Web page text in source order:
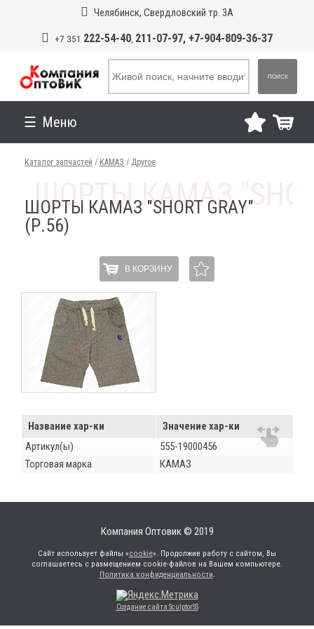
Челябинск, Свердловский тр. 3А
+7 351 222-54-40, 211-07-97, +7-904-809-36-37
ПОИСК
Меню
Каталог запчастей / КАМАЗ / Другое
ШОРТЫ КАМАЗ "SHORT GRAY"
(Р.56)
В КОРЗИНУ
Название хар-ки
Значение хар-ки
Артикул(ы)
555-19000456
Торговая марка
КАМАЗ
Компания Оптовик © 2019
Сайт использует файлы «cookie». Продолжив работу с сайтом, Вы
соглашаетесь с размещением cookie-файлов на Вашем компьютере.
Политика конфиденциальности.
Создание сайта SculptorSS